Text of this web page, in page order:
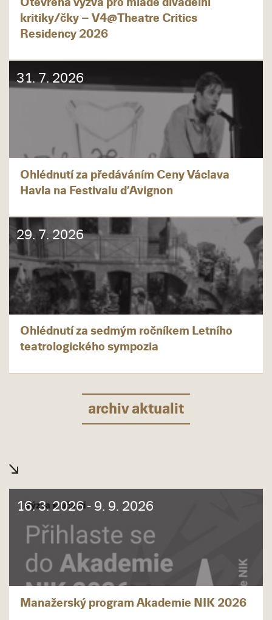
kritiky/čky – V4@Theatre Critics
Residency 2026
31. 7. 2026
Ohlédnutí za předáváním Ceny Václava
Havla na Festivalu d’Avignon
29. 7. 2026
Ohlédnutí za sedmým ročníkem Letního
teatrologického sympozia
archiv aktualit
16. 3. 2026 - 9. 9. 2026
Manažerský program Akademie NIK 2026